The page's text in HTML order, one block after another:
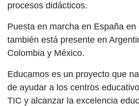
procesos didácticos.
Puesta en marcha en España en
también está presente en
Colombia y México.
Educamos es un proyecto que
de ayudar a los centros
TIC y alcanzar la excelencia